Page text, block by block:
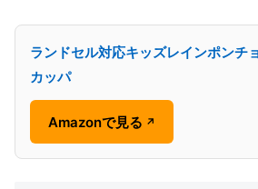
ランドセル対応キッズレインポンチ
カッパ
Amazonで見る ↗